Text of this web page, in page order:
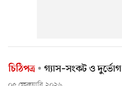
চিঠিপত্র গ্যাস–সংকট ও দুর্ভোগ